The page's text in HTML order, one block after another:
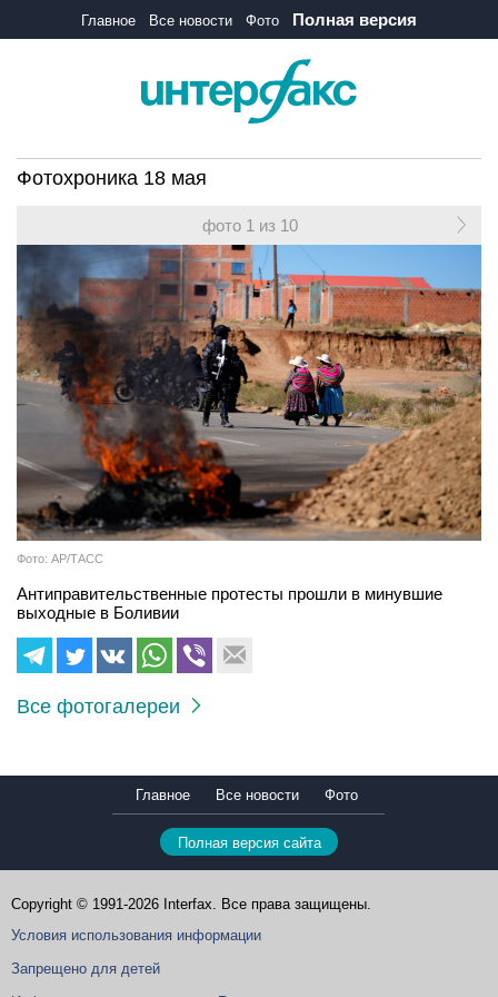
Главное Все новости Фото Полная версия
Фотохроника 18 мая
фото 1 из 10
Фото: АР/ТАСС
Антиправительственные протесты прошли в минувшие
выходные в Боливии
Все фотогалереи
Главное Все новости Фото
Полная версия сайта
Copyright © 1991-2026 Interfax. Все права защищены.
Условия использования информации
Запрещено для детей